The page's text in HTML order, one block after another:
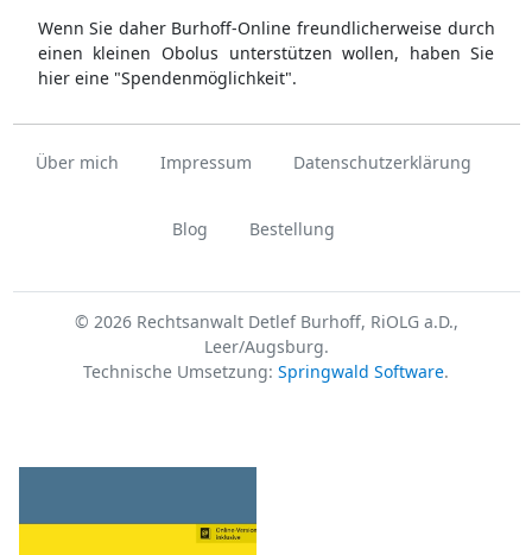
Wenn Sie daher Burhoff-Online freundlicherweise durch
einen kleinen Obolus unterstützen wollen, haben Sie
hier eine "Spendenmöglichkeit".
Über mich Impressum Datenschutzerklärung
Blog Bestellung
© 2026 Rechtsanwalt Detlef Burhoff, RiOLG a.D.,
Leer/Augsburg.
Technische Umsetzung: Springwald Software.